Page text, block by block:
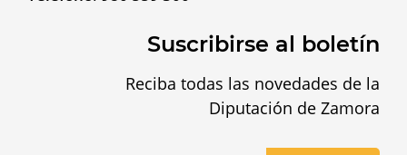
Suscribirse al boletín
Reciba todas las novedades de la
Diputación de Zamora